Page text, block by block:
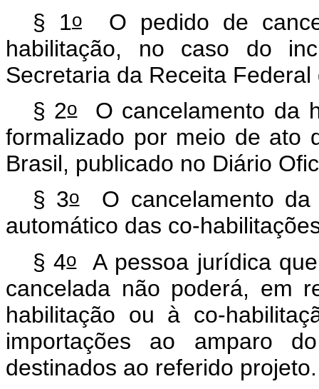
§ 1oO pedido de
habilitação, no caso do
Secretaria da Receita
§ 2oO cancelamento da
formalizado por meio de ato
Brasil, publicado no Diário
§ 3oO cancelamento da
automático das co-
§ 4oA pessoa jurídica que
cancelada não poderá, em
habilitação ou à co-
importações ao amparo
destinados ao referido